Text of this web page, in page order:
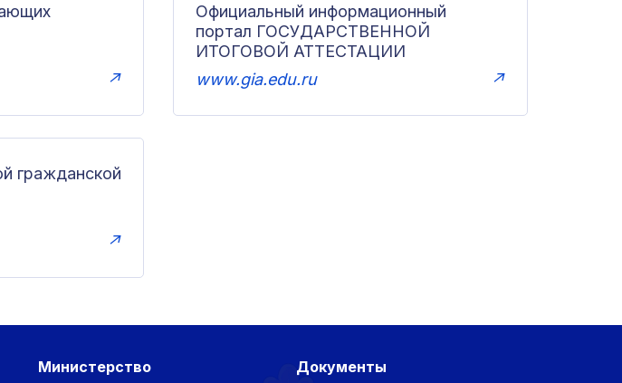
↗
Официальный информационный
портал ГОСУДАРСТВЕННОЙ
ИТОГОВОЙ АТТЕСТАЦИИ
www.gia.edu.ru
↗
гражданской
↗
Министерство Документы